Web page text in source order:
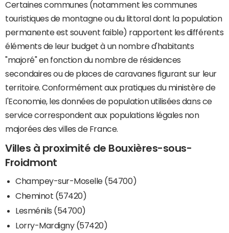
Certaines communes (notamment les communes
touristiques de montagne ou du littoral dont la population
permanente est souvent faible) rapportent les différents
éléments de leur budget à un nombre d'habitants
"majoré" en fonction du nombre de résidences
secondaires ou de places de caravanes figurant sur leur
territoire. Conformément aux pratiques du ministère de
l'Economie, les données de population utilisées dans ce
service correspondent aux populations légales non
majorées des villes de France.
Villes à proximité de Bouxières-sous-
Froidmont
Champey-sur-Moselle (54700)
Cheminot (57420)
Lesménils (54700)
Lorry-Mardigny (57420)